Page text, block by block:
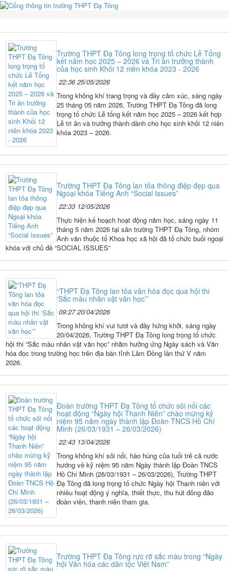
Trường THPT Đạ Tông long trọng tổ chức Lễ Tổng
kết năm học 2025 – 2026 và Tri ân trưởng thành
của học sinh Khối 12 niên khóa 2023 - 2026
22:36 25/05/2026
Trong không khí trang trọng và đầy cảm xúc, sáng ngày
25 tháng 05 năm 2026, Trường THPT Đạ Tông đã long
trọng tổ chức Lễ tổng kết năm học 2025 – 2026 kết hợp
Lễ tri ân và trưởng thành dành cho học sinh khối 12 niên
khóa 2023 – 2026.
Trường THPT Đạ Tông lan tỏa thông điệp đẹp qua
Ngoại khóa Tiếng Anh “Social Issues”
22:33 12/05/2026
Thực hiện kế hoạch hoạt động năm học, sáng ngày 11
tháng 5 năm 2026 tại sân trường THPT Đạ Tông, nhóm
Anh văn thuộc tổ Khoa học xã hội đã tổ chức buổi ngoại
khóa với chủ đề “SOCIAL ISSUES”
“THPT Đạ Tông lan tỏa văn hóa đọc qua hội thi
‘Sắc màu nhân vật văn học’”
09:27 20/04/2026
Trong không khí vui tươi và đầy hứng khởi, sáng ngày
20/04/2026, Trường THPT Đạ Tông long trọng tổ chức
hội thi “Sắc màu nhân vật văn học” nhằm hưởng ứng Ngày sách và Văn
hóa đọc trong trường học trên địa bàn tỉnh Lâm Đồng lần thứ V năm
2026.
Đoàn trường THPT Đạ Tông tổ chức sôi nổi các
hoạt động “Ngày hội Thanh Niên” chào mừng kỷ
niệm 95 năm ngày thành lập Đoàn TNCS Hồ Chí
Minh (26/03/1931 – 26/03/2026)
22:43 13/04/2026
Trong không khí sôi nổi, hào hùng của tuổi trẻ cả nước
hướng về kỷ niệm 95 năm Ngày thành lập Đoàn TNCS
Hồ Chí Minh (26/03/1931 – 26/03/2026), Trường THPT
Đạ Tông đã long trọng tổ chức Ngày hội Thanh niên với
nhiều hoạt động ý nghĩa, thiết thực, thu hút đông đảo
đoàn viên, thanh niên tham gia.
Trường THPT Đạ Tông rực rỡ sắc màu trong “Ngày
hội Văn hóa các dân tộc Việt Nam”